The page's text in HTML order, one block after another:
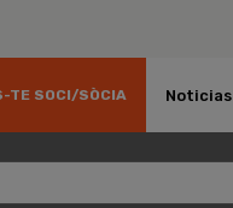
TE SOCI/SÒCIA Noticias